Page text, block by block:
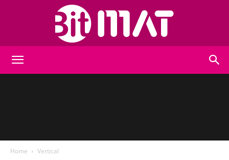
Home Vertical